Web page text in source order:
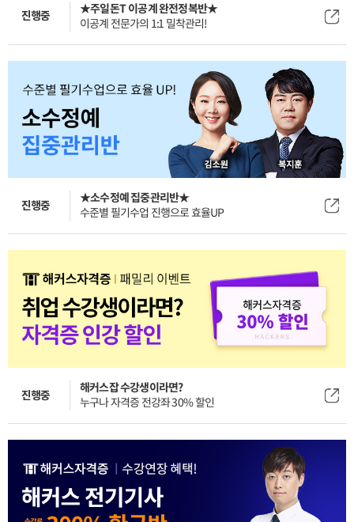
진행중
★주일돈T 이공계 완전정복반★
이공계 전문가의 1:1 밀착관리!
진행중
★소수정예 집중관리반★
수준별 필기수업 진행으로 효율UP
진행중
해커스잡 수강생이라면?
누구나 자격증 전강좌 30% 할인